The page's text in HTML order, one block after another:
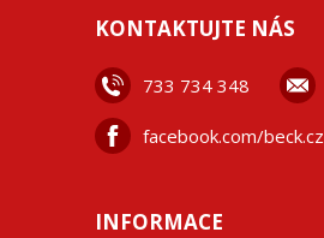
KONTAKTUJTE NÁS
733 734 348
facebook.com/beck.cz
INFORMACE